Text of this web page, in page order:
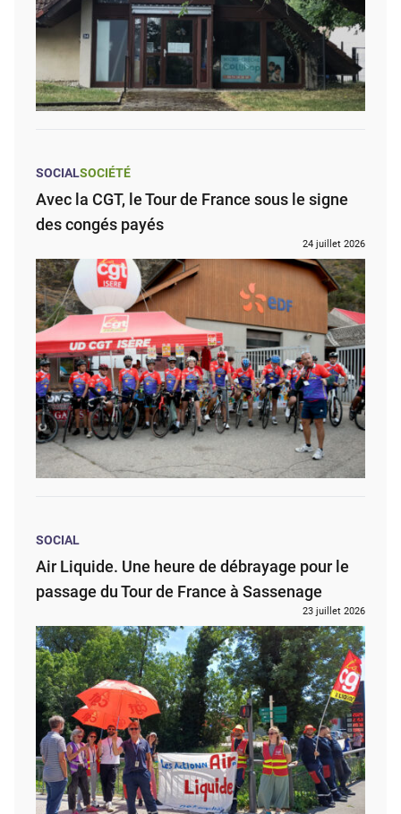
SOCIALSOCIÉTÉ
Avec la CGT, le Tour de France sous le signe
des congés payés
24 juillet 2026
SOCIAL
Air Liquide. Une heure de débrayage pour le
passage du Tour de France à Sassenage
23 juillet 2026